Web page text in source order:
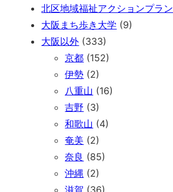
北区地域福祉アクションプラン
大阪まち歩き大学 (9)
大阪以外 (333)
京都 (152)
伊勢 (2)
八重山 (16)
吉野 (3)
和歌山 (4)
奄美 (2)
奈良 (85)
沖縄 (2)
滋賀 (36)